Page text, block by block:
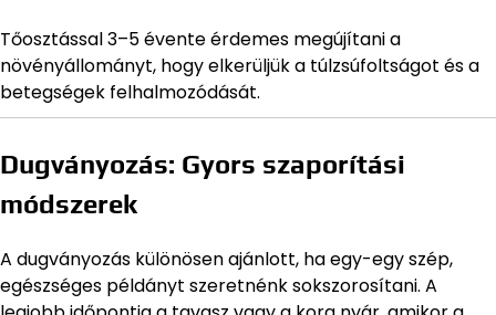
Tőosztással 3–5 évente érdemes megújítani a
növényállományt, hogy elkerüljük a túlzsúfoltságot és a
betegségek felhalmozódását.
Dugványozás: Gyors szaporítási
módszerek
A dugványozás különösen ajánlott, ha egy-egy szép,
egészséges példányt szeretnénk sokszorosítani. A